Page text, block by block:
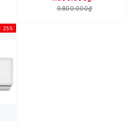
9.800.000₫
25%